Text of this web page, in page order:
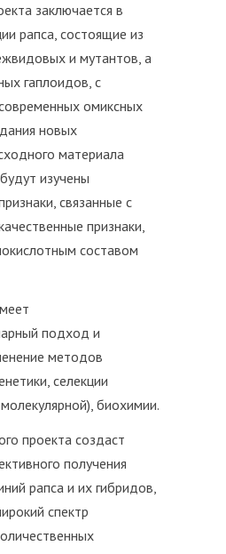
заключается в
рапса, состоящие из
и мутантов, а
гаплоидов, с
омиксных
новых
материала
изучены
связанные с
признаки,
составом
подход и
методов
селекции
биохимии.
проекта создаст
получения
рапса и их гибридов,
спектр